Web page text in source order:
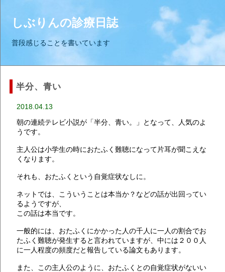
しぶりんの診療日誌
普段感じることを書いています
半分、青い
2018.04.13
朝の連続テレビ小説が「半分、青い。」となって、人気のよ
うです。
主人公は小学生の時におたふく難聴になって片耳が聞こえな
くなります。
それも、おたふくという自覚症状なしに。
ネットでは、こういうことは本当か？などの話が出回ってい
るようですが、
この話は本当です。
一般的には、おたふくにかかった人の千人に一人の割合でお
たふく難聴が発生すると言われていますが、中には２００人
に一人程度の頻度だと報告している論文もあります。
また、この主人公のように、おたふくとの自覚症状がないい